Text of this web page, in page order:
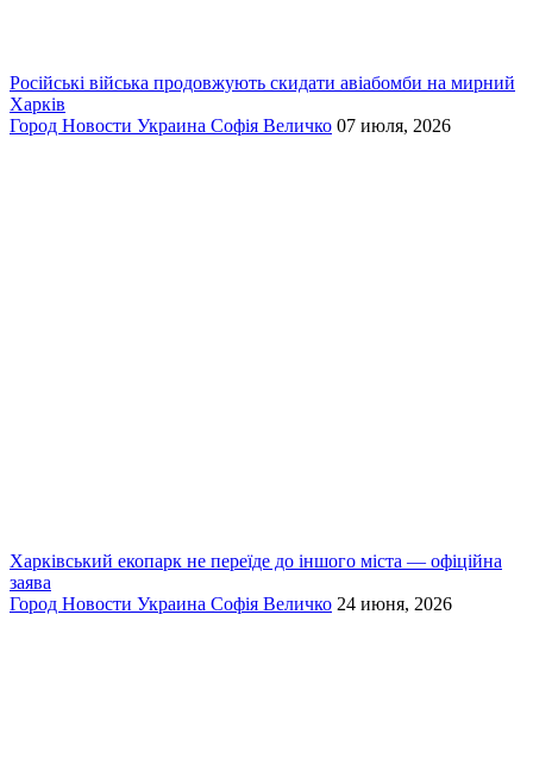
Російські війська продовжують скидати авіабомби на мирний
Харків
Город Новости Украина Софія Величко 07 июля, 2026
Харківський екопарк не переїде до іншого міста — офіційна
заява
Город Новости Украина Софія Величко 24 июня, 2026